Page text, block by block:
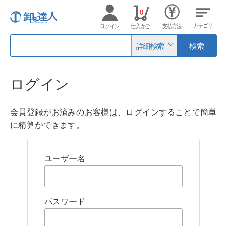
詳細検索 検索
ログイン 仕入かご
0
支払方法 カテゴリ
ログイン
会員登録がお済みのお客様は、ログインすることで簡単
に精算ができます。
ユーザー名
パスワード